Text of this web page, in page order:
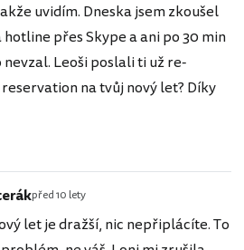
uvidím. Dneska jsem zkoušel
přes Skype a ani po 30 min
Leoši poslali ti už re-
na tvůj nový let? Díky
před 10 lety
let je dražší, nic nepřiplácíte. To